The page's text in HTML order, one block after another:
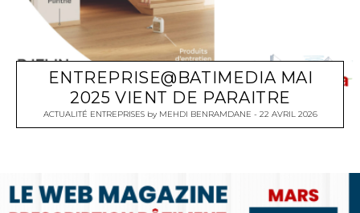
ENTREPRISE@BATIMEDIA MAI
2025 VIENT DE PARAITRE
ACTUALITÉ ENTREPRISES by MEHDI BENRAMDANE 22 AVRIL 2026